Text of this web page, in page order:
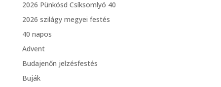
2026 Pünkösd Csíksomlyó 40
2026 szilágy megyei festés
40 napos
Advent
Budajenőn jelzésfestés
Buják